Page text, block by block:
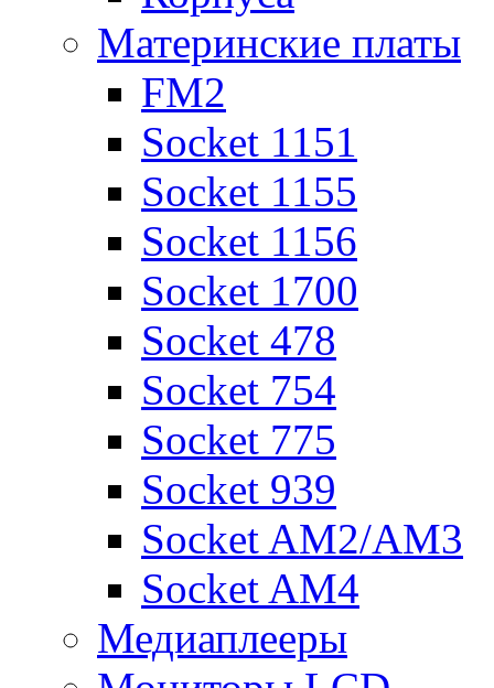
Материнские платы
FM2
Socket 1151
Socket 1155
Socket 1156
Socket 1700
Socket 478
Socket 754
Socket 775
Socket 939
Socket AM2/AM3
Socket AM4
Медиаплееры